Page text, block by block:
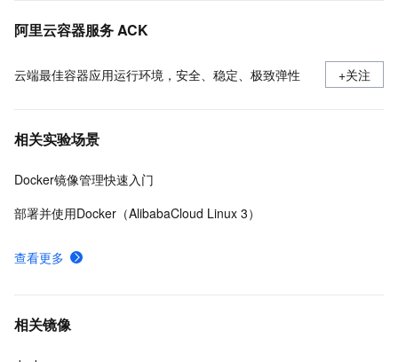
阿里云容器服务 ACK
云端最佳容器应用运行环境，安全、稳定、极致弹性 +关注
相关实验场景
Docker镜像管理快速入门
部署并使用Docker（AlibabaCloud Linux 3）
查看更多
相关镜像